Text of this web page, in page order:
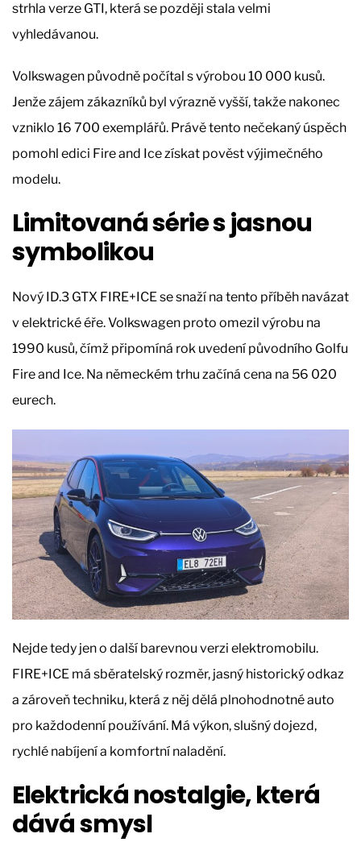
strhla verze GTI, která se později stala velmi
vyhledávanou.
Volkswagen původně počítal s výrobou 10 000 kusů.
Jenže zájem zákazníků byl výrazně vyšší, takže nakonec
vzniklo 16 700 exemplářů. Právě tento nečekaný úspěch
pomohl edici Fire and Ice získat pověst výjimečného
modelu.
Limitovaná série s jasnou
symbolikou
Nový ID.3 GTX FIRE+ICE se snaží na tento příběh navázat
v elektrické éře. Volkswagen proto omezil výrobu na
1990 kusů, čímž připomíná rok uvedení původního Golfu
Fire and Ice. Na německém trhu začíná cena na 56 020
eurech.
Nejde tedy jen o další barevnou verzi elektromobilu.
FIRE+ICE má sběratelský rozměr, jasný historický odkaz
a zároveň techniku, která z něj dělá plnohodnotné auto
pro každodenní používání. Má výkon, slušný dojezd,
rychlé nabíjení a komfortní naladění.
Elektrická nostalgie, která
dává smysl